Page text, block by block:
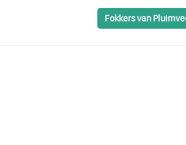
Fokkers van